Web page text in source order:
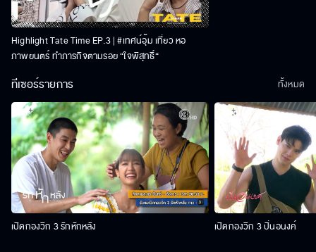
Highlight Tate Time EP.3 | #เทศน์อุ้ม เที่ยว หอ
ภาพยนตร์ ทำภารกิจตามรอย “ใจพิสุทธิ์“
ทีเซอร์รายการ
เปิดกองวิก 3 รักหักหลัง เปิดกองวิก 3 ปิ่นอนงค์
ทั้งหมด